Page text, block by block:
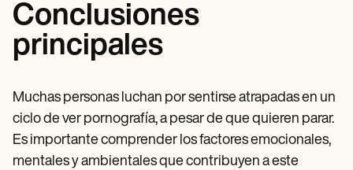
Conclusiones
principales
Muchas personas luchan por sentirse atrapadas en un
ciclo de ver pornografía, a pesar de que quieren parar.
Es importante comprender los factores emocionales,
mentales y ambientales que contribuyen a este